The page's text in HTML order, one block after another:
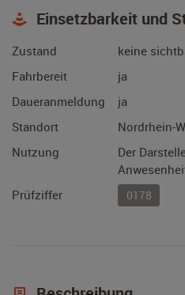
Einsetzbarkeit und
Zustand
keine
Fahrbereit
ja
Daueranmeldung
ja
Standort
Nordrhein-
Nutzung
Der
Prüfziffer
0178